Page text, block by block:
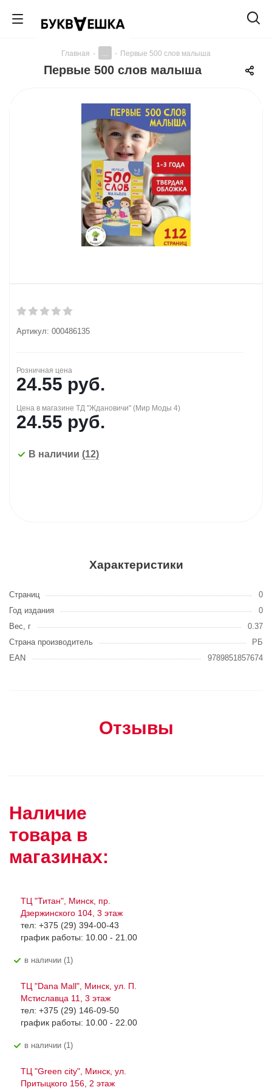
Главная - - Первые 500 слов малыша
Первые 500 слов малыша
Артикул: 000486135
Розничная цена
24.55 руб.
Цена в магазине ТД "Ждановичи" (Мир Моды 4)
24.55 руб.
В наличии (12)
Характеристики
Страниц
0
Год издания
0
Вес, г
0.37
Страна производитель
РБ
EAN
9789851857674
Отзывы
Наличие
товара в
магазинах:
ТЦ "Титан", Минск, пр.
Дзержинского 104, 3 этаж
тел: +375 (29) 394-00-43
график работы: 10.00 - 21.00
В наличии (1)
ТЦ "Dana Mall", Минск, ул. П.
Мстиславца 11, 3 этаж
тел: +375 (29) 146-09-50
график работы: 10.00 - 22.00
В наличии (1)
ТЦ "Green city", Минск, ул.
Притыцкого 156, 2 этаж